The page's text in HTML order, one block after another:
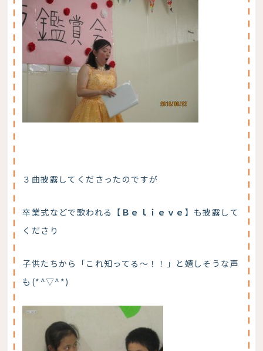
３曲披露してくださったのですが
卒業式などで歌われる【 Ｂｅｌｉｅｖｅ 】も披露して
くださり
子供たちから「これ知ってる～！！」と嬉しそうな声
も(*^▽^*)